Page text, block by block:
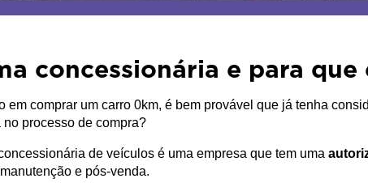
concessionária e para que
em comprar um carro 0km, é bem provável que já tenha
processo de compra?
de veículos é uma empresa que tem uma
e pós-venda.